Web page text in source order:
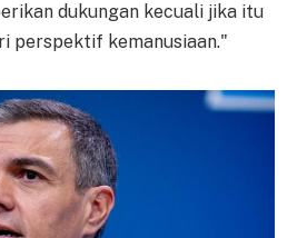
dukungan kecuali jika itu
perspektif kemanusiaan."